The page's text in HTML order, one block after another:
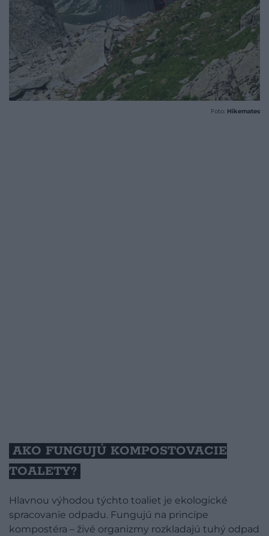
Foto: Hikemates
AKO FUNGUJÚ KOMPOSTOVACIE
TOALETY?
Hlavnou výhodou týchto toaliet je ekologické
spracovanie odpadu. Fungujú na princípe
kompostéra – živé organizmy rozkladajú tuhý odpad